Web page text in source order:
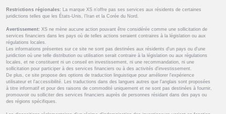
Restrictions régionales: La marque XS n’offre pas ses services aux résidents de certaines
juridictions telles que les États-Unis, l’Iran et la Corée du Nord.
Avertissement: XS ne mène aucune action pouvant être considérée comme une sollicitation de
services financiers dans les pays où de telles actions seraient contraires à la législation ou aux
régulations locales.
Les informations présentes sur ce site ne sont pas destinées aux résidents d'un pays ou d'une
juridiction où une telle distribution ou utilisation serait contraire à la législation ou aux régulations
locales, et ne constituent ni un conseil en investissement, ni une recommandation, ni une
sollicitation pour participer à des services financiers ou à des activités d'investissement.
De plus, ce site propose des options de traduction linguistique pour améliorer l'expérience
utilisateur et l'accessibilité. Les traductions dans des langues autres que l'anglais sont proposées
à titre informatif et pour des raisons de commodité uniquement et ne sont pas destinées à fournir,
promouvoir ou solliciter des services financiers auprès de personnes résidant dans des pays ou
des régions spécifiques.